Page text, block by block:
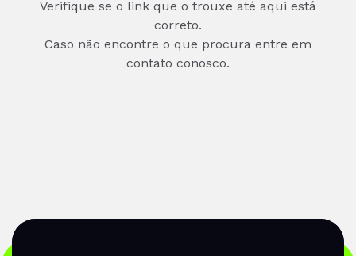
Verifique se o link que o trouxe até aqui está
correto.
Caso não encontre o que procura entre em
contato conosco.